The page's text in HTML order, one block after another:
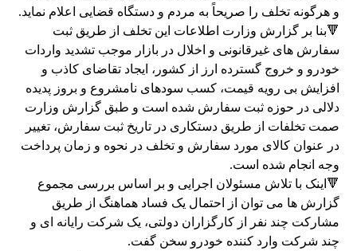
و هرگونه تخلف را صریحاً به مردم و دستگاه قضایی اعلام نماید.
🔻بنا بر گزارش وزارت اطلاعات این تخلف از طریق ثبت
سفارش های غیرقانونی و اخلال در بازار موجب تشدید واردات
خودرو و خروج گسترده ارز از کشور، ایجاد تقاضای کاذب و
افزایش بی رویه قیمت، کسب سودهای نامشروع و بروز پدیده
دلالی در حوزه ثبت سفارش شده است و طبق گزارش وزارت
صمت تخلفات از طریق دستکاری در تاریخ ثبت سفارش، تغییر
در عنوان کالای مورد سفارش و تخلف در نحوه و زمان پرداخت
وجه انجام شده است.
🔻اینک با تلاش مسئولان اجرایی و بر اساس بررسی مجموع
گزارش ها می توان از احتمال یک فساد هماهنگ از طریق
مشارکت چند نفر از کارگزاران دولتی، یک شرکت رایانه ای و
چند شرکت وارد کننده خودرو سخن گفت.